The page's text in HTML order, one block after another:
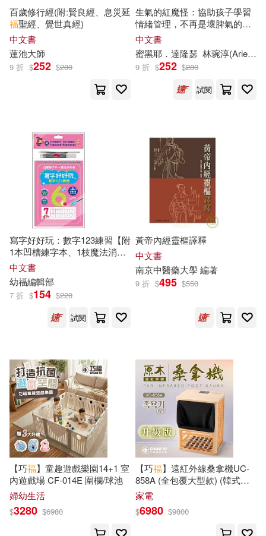
蓮井きよ(21) 鄭乃云(21)
鄭振滿（主編）(21)
葉忠福(20) 蜜桃工作室(20)
顎木あくみ(20)
（英）亞瑟·柯南·道爾(20)
RIN TANAKA(19)
tamura yomogi (19)
史蒂芬．柯維(19)
太陽盛德(19) 幼福(19)
恩波教育研究中心(19)
東出祐一郎(19)
盧福波（主編）(19)
生活‧讀書‧新知三聯書店(79)
五南(78) 皇冠(78)
長江文藝出版社(78)
世界知識出版社(77)
台灣東方(77) 悅知文化(77)
新星出版社(77)
江西美術出版社(77)
衛生福利部國民健康署(77)
上海三聯書店(75)
中國醫藥科技出版社(74)
北京理工大學出版社(74)
小魯文化(74)
復旦大學出版社(74)
Ingram(73)
百歲修行經(附:賢良經、息災延
福聖經、覺世真經)
中文書
蓮池大師
9 折 $252 $280
生氣的紅魔怪：協助孩子學習
情緒管理，不再是壞脾氣的小
霸王!
中文書
蜜黑耶．達隆瑟 林琬淳(Aries)
9 折 $252 $280
試閱
寫字好好玩：數字123練習【附
1本凹槽練字本、1枝魔法消失
筆、4枝魔法消失筆芯、1個小
魚握筆器】
中文書
幼福編輯部
7 折 $154 $220
試閱
黃帝內經靈樞譯釋
中文書
南京中醫藥大學 編著
9 折 $495 $550
【巧福】童趣遊戲樂園14+1 室
內遊戲場 CF-014E 圍欄/球池
婦幼生活
$3280 $6980
【巧福】遠紅外線桑拿機UC-
858A (全包覆大型款) (韓式汗
蒸/乾式泡腳機/桑拿/足浴桶/桑
拿桶)
家電
$6980 $9800